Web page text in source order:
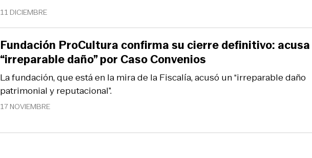
11 DICIEMBRE
17 NOVIEMBRE
La fundación, que está en la mira de la Fiscalía, acusó un “irreparable daño
patrimonial y reputacional”.
Fundación ProCultura confirma su cierre definitivo: acusa
“irreparable daño” por Caso Convenios